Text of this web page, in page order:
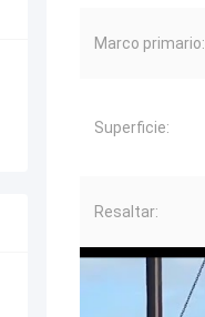
Marco primario:
Superficie:
Resaltar: